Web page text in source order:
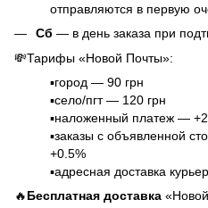
отправляются в первую
Сб — в день заказа при
💸Тарифы «Новой Почты»:
▪️город — 90 грн
▪️село/пгт — 120 грн
▪️наложенный платеж —
▪️заказы с объявленной
+0.5%
▪️адресная доставка
🔥Бесплатная доставка